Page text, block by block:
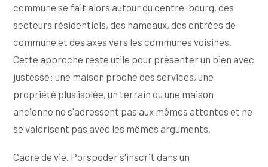
commune se fait alors autour du centre-bourg, des
secteurs résidentiels, des hameaux, des entrées de
commune et des axes vers les communes voisines.
Cette approche reste utile pour présenter un bien avec
justesse: une maison proche des services, une
propriété plus isolée, un terrain ou une maison
ancienne ne s'adressent pas aux mêmes attentes et ne
se valorisent pas avec les mêmes arguments.
Cadre de vie. Porspoder s'inscrit dans un